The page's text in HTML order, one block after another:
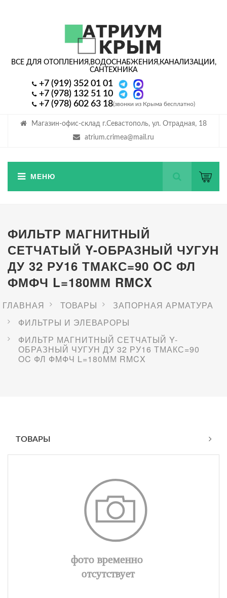
Магазин-офис-склад г.Севастополь, ул. Отрадная, 18
atrium.crimea@mail.ru
ВСЕ ДЛЯ ОТОПЛЕНИЯ,ВОДОСНАБЖЕНИЯ,КАНАЛИЗАЦИИ,
САНТЕХНИКА
+7 (919) 352 01 01
+7 (978) 132 51 10
+7 (978) 602 63 18(звонки из Крыма бесплатно)
ФИЛЬТР МАГНИТНЫЙ
СЕТЧАТЫЙ Y-ОБРАЗНЫЙ ЧУГУН
ДУ 32 РУ16 ТМАКС=90 OC ФЛ
ФМФЧ L=180ММ RMCX
ГЛАВНАЯ ТОВАРЫ
ЗАПОРНАЯ АРМАТУРА
ФИЛЬТРЫ И ЭЛЕВАРОРЫ
ФИЛЬТР МАГНИТНЫЙ СЕТЧАТЫЙ Y-
ОБРАЗНЫЙ ЧУГУН ДУ 32 РУ16 ТМАКС=90
OC ФЛ ФМФЧ L=180ММ RMCX
ТОВАРЫ